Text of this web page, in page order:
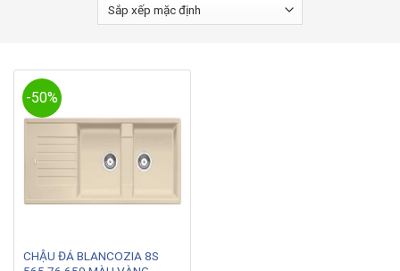
-50%
CHẬU ĐÁ BLANCOZIA 8S